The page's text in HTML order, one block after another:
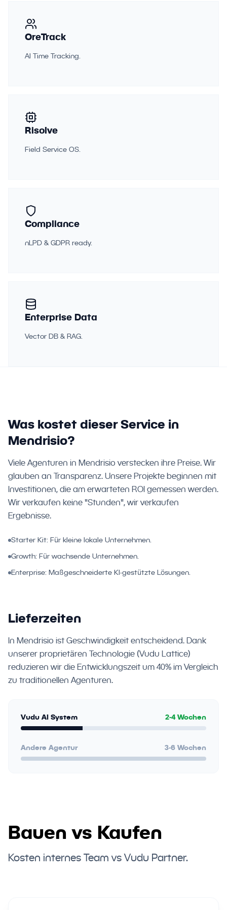
OreTrack
AI Time Tracking.
Risolve
Field Service OS.
Compliance
nLPD & GDPR ready.
Enterprise Data
Vector DB & RAG.
Was kostet dieser Service in
Mendrisio?
Viele Agenturen in Mendrisio verstecken ihre Preise. Wir
glauben an Transparenz. Unsere Projekte beginnen mit
Investitionen, die am erwarteten ROI gemessen werden.
Wir verkaufen keine "Stunden", wir verkaufen
Ergebnisse.
Starter Kit: Für kleine lokale Unternehmen.
Growth: Für wachsende Unternehmen.
Enterprise: Maßgeschneiderte KI-gestützte Lösungen.
Lieferzeiten
In Mendrisio ist Geschwindigkeit entscheidend. Dank
unserer proprietären Technologie (Vudu Lattice)
reduzieren wir die Entwicklungszeit um 40% im Vergleich
zu traditionellen Agenturen.
Vudu AI System 2-4 Wochen
Andere Agentur 3-6 Wochen
Bauen vs Kaufen
Kosten internes Team vs Vudu Partner.